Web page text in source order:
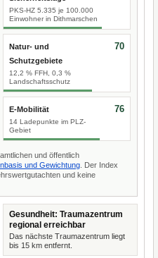
PKS-HZ 5.335 je 100.000
Einwohner in Dithmarschen
Natur- und
Schutzgebiete
12,2 % FFH, 0,3 %
Landschaftsschutz
70
E-Mobilität
14 Ladepunkte im PLZ-
Gebiet
76
und öffentlich
und Gewichtung . Der Index
und keine
Gesundheit: Traumazentrum
regional erreichbar
Das nächste Traumazentrum liegt
bis 15 km entfernt.